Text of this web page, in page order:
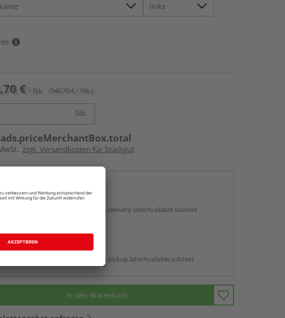
€ / Stk. (540,70 € / Stk.)
Stk.
zzgl. Versandkosten für Stückgut
Auf Vorbestellung:
vue.ads.priceMerchantBox.option.delivery.laterAvailable.subtext
Beim Händler abholen
Auf Vorbestellung:
vue.ads.priceMerchantBox.option.pickup.laterAvailable.subtext
In den Warenkorb